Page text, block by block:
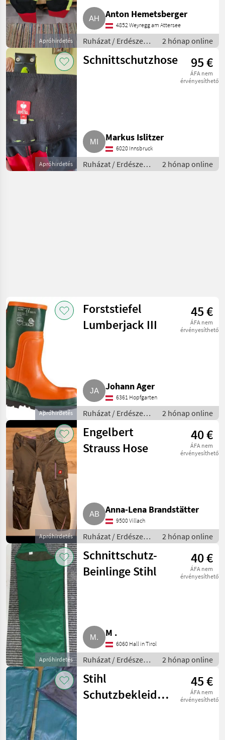
Apróhirdetés
Anton Hemetsberger
4852 Weyregg am Attersee
Ruházat / Erdészeti
munkaruha
2 hónap online
Apróhirdetés
Schnittschutzhose 95 €
ÁFA nem
érvényesíthető
Markus Islitzer
6020 Innsbruck
Ruházat / Erdészeti
munkaruha
2 hónap online
Apróhirdetés
Forststiefel
Lumberjack III
45 €
ÁFA nem
érvényesíthető
Johann Ager
6361 Hopfgarten
Ruházat / Erdészeti
munkaruha
2 hónap online
Apróhirdetés
Engelbert
Strauss Hose
40 €
ÁFA nem
érvényesíthető
Anna-Lena Brandstätter
9500 Villach
Ruházat / Erdészeti
munkaruha
2 hónap online
Apróhirdetés
Schnittschutz-
Beinlinge Stihl
40 €
ÁFA nem
érvényesíthető
M .
6060 Hall in Tirol
Ruházat / Erdészeti
munkaruha
2 hónap online
Stihl
Schutzbekleidung
45 €
ÁFA nem
érvényesíthető